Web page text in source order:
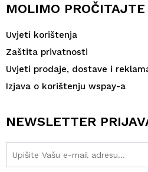
MOLIMO PROČITAJTE
Uvjeti korištenja
Zaštita privatnosti
Uvjeti prodaje, dostave i
Izjava o korištenju wspay-a
NEWSLETTER